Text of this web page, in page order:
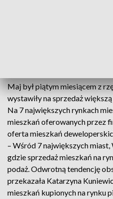
Maj był piątym miesiącem z
wystawiły na sprzedaż
Na 7 największych rynkach
mieszkań oferowanych przez
oferta mieszkań
– Wśród 7 największych miast,
gdzie sprzedaż mieszkań na
podaż. Odwrotną tendencję
przekazała Katarzyna
mieszkań kupionych na rynku